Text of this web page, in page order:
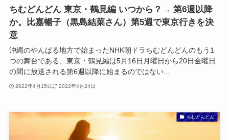
ちむどんどん 東京・鶴見編 いつから？→ 第6週以降
か。比嘉暢子（黒島結菜さん）第5週で東京行きを決
意
沖縄のやんばる地方で始まったNHK朝ドラちむどんどんのもう1
つの舞台である、東京・鶴見編は5月16日月曜日から20日金曜日
の間に放送される第6週以降に始まるのではない...
2022年4月15日 2022年4月24日
ちむどんどん